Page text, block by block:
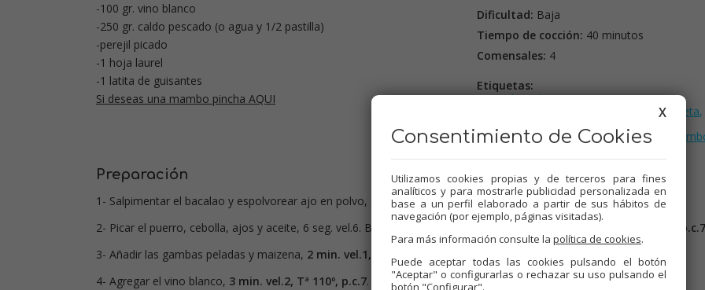
-100 gr. vino blanco
-250 gr. caldo pescado (o agua y 1/2 pastilla)
-perejil picado
-1 hoja laurel
-1 latita de guisantes
Si deseas una mambo pincha AQUI
Dificultad: Baja
Tiempo de cocción: 40 minutos
Comensales: 4
Etiquetas:
Pescados,Thermomix,
Recetas para dieta,
Recetas de dieta,Menús de Navidad
Preparación
1- Salpimentar el bacalao y espolvorear ajo en polvo, colocar en el fondo de la vaporera. Reservar.
2- Picar el puerro, cebolla, ajos y aceite, 6 seg. vel.6. Bajar restos hacia las cuchillas y sofreír
8 min. vel.1, Tª 110º,
3- Añadir las gambas peladas y maizena, 2 min. vel.1, Tª 100º, p.c.6.
4- Agregar el vino blanco, 3 min. vel.2, Tª 110º, p.c.7. Quitar el cubilete para que evapore el alcohol.
X
Consentimiento de Cookies
Utilizamos cookies propias y de terceros para fines
analíticos y para mostrarle publicidad personalizada en
base a un perfil elaborado a partir de sus hábitos de
navegación (por ejemplo, páginas visitadas).
Para más información consulte la política de cookies.
Puede aceptar todas las cookies pulsando el botón
"Aceptar" o configurarlas o rechazar su uso pulsando el
botón "Configurar".